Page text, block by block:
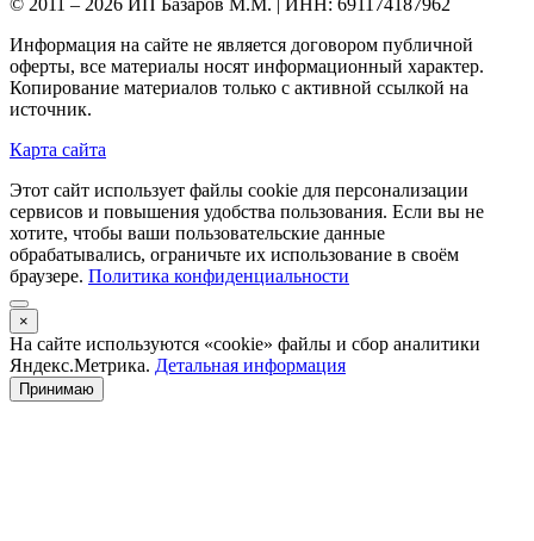
Информация на сайте не является договором публичной
оферты, все материалы носят информационный характер.
Копирование материалов только с активной ссылкой на
источник.
Карта сайта
Этот сайт использует файлы cookie для персонализации
сервисов и повышения удобства пользования. Если вы не
хотите, чтобы ваши пользовательские данные
обрабатывались, ограничьте их использование в своём
браузере. Политика конфиденциальности
×
На сайте используются «cookie» файлы и сбор аналитики
Яндекс.Метрика. Детальная информация
Принимаю